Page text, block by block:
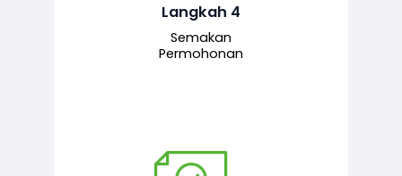
Langkah 4
Semakan
Permohonan
kepada pegawai pelulus untuk
tindakan seterusnya.